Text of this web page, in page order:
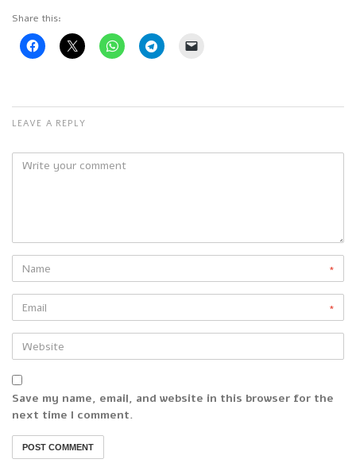
Share this:
LEAVE A REPLY
*
*
Save my name, email, and website in this browser for the
next time I comment.